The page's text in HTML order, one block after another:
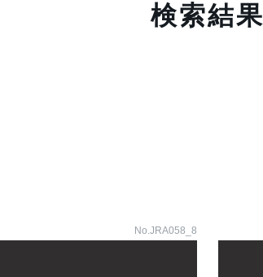
検索結果
No.JRA058_8